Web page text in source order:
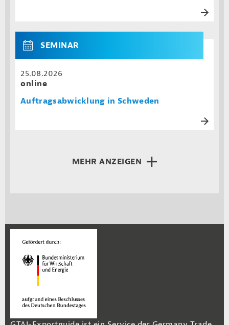
SEMINAR
25.08.2026
online
Auftragsabwicklung in Schweden
MEHR ANZEIGEN